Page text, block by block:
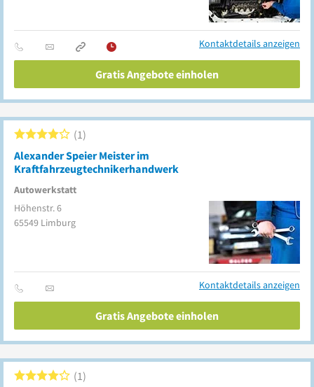
Kontaktdetails anzeigen
Gratis Angebote einholen
Alexander Speier Meister im
Kraftfahrzeugtechnikerhandwerk
Autowerkstatt
1
Höhenstr. 6
65549 Limburg
Kontaktdetails anzeigen
Gratis Angebote einholen
1